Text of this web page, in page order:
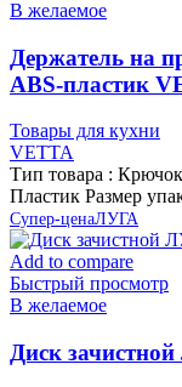
В желаемое
Держатель на
ABS-пластик
Товары для кухни
VETTA
Тип товара :
Пластик Размер
Супер-ценаЛУГА
Add to compare
Быстрый просмотр
В желаемое
Диск